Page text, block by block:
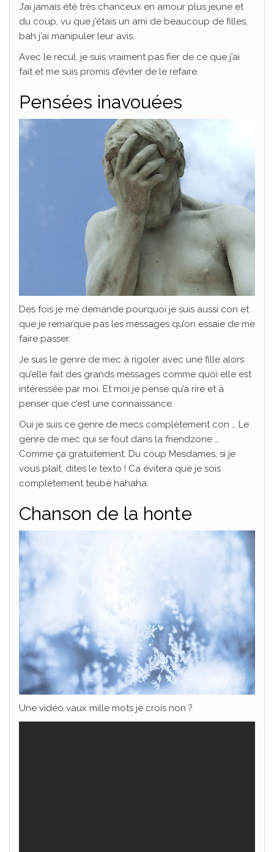
J’ai jamais été très chanceux en amour plus jeune et
du coup, vu que j’étais un ami de beaucoup de filles,
bah j’ai manipuler leur avis.
Avec le recul, je suis vraiment pas fier de ce que j’ai
fait et me suis promis d’éviter de le refaire.
Pensées inavouées
Des fois je me demande pourquoi je suis aussi con et
que je remarque pas les messages qu’on essaie de me
faire passer.
Je suis le genre de mec à rigoler avec une fille alors
qu’elle fait des grands messages comme quoi elle est
intéressée par moi. Et moi je pense qu’a rire et à
penser que c’est une connaissance.
Oui je suis ce genre de mecs complètement con … Le
genre de mec qui se fout dans la friendzone …
Comme ça gratuitement. Du coup Mesdames, si je
vous plaît, dites le texto ! Ca évitera que je sois
complètement teubé hahaha.
Chanson de la honte
Une vidéo vaux mille mots je crois non ?